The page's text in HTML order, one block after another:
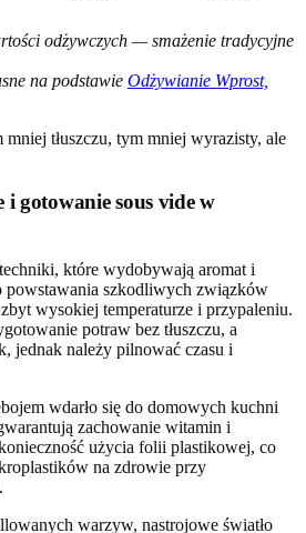
odżywczych — smażenie tradycyjne
na podstawie Odżywianie Wprost,
tłuszczu, tym mniej wyrazisty, ale
i gotowanie sous vide w
które wydobywają aromat i
powstawania szkodliwych związków
wysokiej temperaturze i przypaleniu.
potraw bez tłuszczu, a
jednak należy pilnować czasu i
wdarło się do domowych kuchni
zachowanie witamin i
użycia folii plastikowej, co
na zdrowie przy